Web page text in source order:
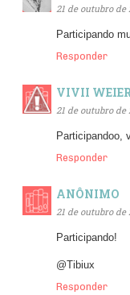
21 de outubro de
Participando
Responder
VIVII
21 de outubro de
Participandoo,
Responder
ANÔNIMO
21 de outubro de
Participando!
@Tibiux
Responder